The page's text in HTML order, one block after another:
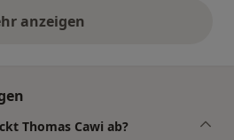
anzeigen
obige Stellungnahmen
Thomas Cawi ab?